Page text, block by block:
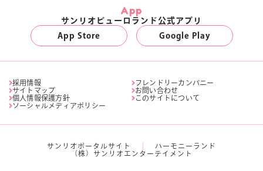
App
サンリオピューロランド公式アプリ
App Store
Google Play
採用情報
フレンドリーカンパニー
サイトマップ
お問い合わせ
個人情報保護方針
このサイトについて
ソーシャルメディアポリシー
サンリオポータルサイト
ハーモニーランド
（株）サンリオエンターテイメント